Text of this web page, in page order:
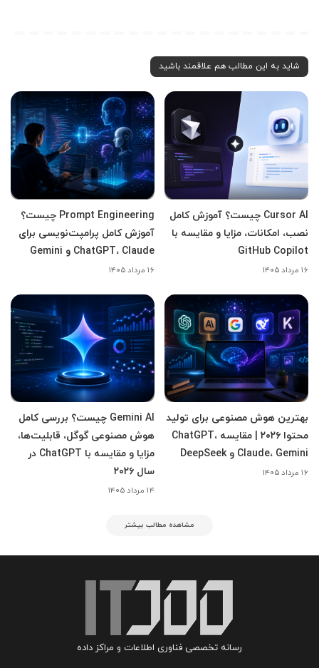
شاید به این مطالب هم علاقمند باشید
Cursor AI چیست؟ آموزش کامل
نصب، امکانات، مزایا و مقایسه با
GitHub Copilot
۱۶ مرداد ۱۴۰۵
Prompt Engineering چیست؟
آموزش کامل پرامپت‌نویسی برای
ChatGPT، Claude و Gemini
۱۶ مرداد ۱۴۰۵
بهترین هوش مصنوعی برای تولید
محتوا ۲۰۲۶ | مقایسه ChatGPT،
Claude، Gemini و DeepSeek
۱۶ مرداد ۱۴۰۵
Gemini AI چیست؟ بررسی کامل
هوش مصنوعی گوگل، قابلیت‌ها،
مزایا و مقایسه با ChatGPT در
سال ۲۰۲۶
۱۴ مرداد ۱۴۰۵
مشاهده مطالب بیشتر
رسانه تخصصی فناوری اطلاعات و مراکز داده